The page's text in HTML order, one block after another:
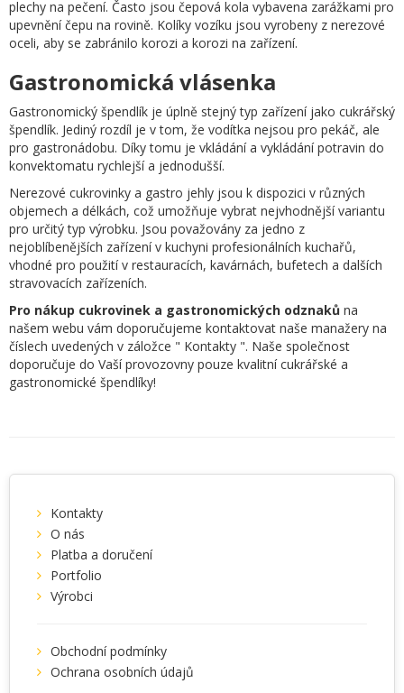
plechy na pečení. Často jsou čepová kola vybavena zarážkami pro
upevnění čepu na rovině. Kolíky vozíku jsou vyrobeny z nerezové
oceli, aby se zabránilo korozi a korozi na zařízení.
Gastronomická vlásenka
Gastronomický špendlík je úplně stejný typ zařízení jako cukrářský
špendlík. Jediný rozdíl je v tom, že vodítka nejsou pro pekáč, ale
pro gastronádobu. Díky tomu je vkládání a vykládání potravin do
konvektomatu rychlejší a jednodušší.
Nerezové cukrovinky a gastro jehly jsou k dispozici v různých
objemech a délkách, což umožňuje vybrat nejvhodnější variantu
pro určitý typ výrobku. Jsou považovány za jedno z
nejoblíbenějších zařízení v kuchyni profesionálních kuchařů,
vhodné pro použití v restauracích, kavárnách, bufetech a dalších
stravovacích zařízeních.
Pro nákup cukrovinek a gastronomických odznaků na
našem webu vám doporučujeme kontaktovat naše manažery na
číslech uvedených v záložce " Kontakty ". Naše společnost
doporučuje do Vaší provozovny pouze kvalitní cukrářské a
gastronomické špendlíky!
Kontakty
O nás
Platba a doručení
Portfolio
Výrobci
Obchodní podmínky
Ochrana osobních údajů